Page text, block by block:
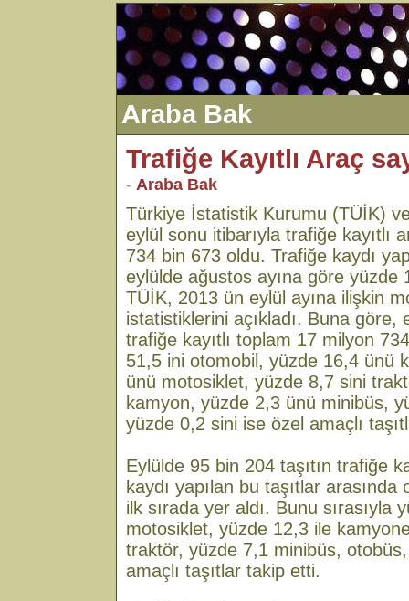
Araba Bak
Trafiğe Kayıtlı Araç
- Araba Bak
Türkiye İstatistik Kurumu (TÜİK)
eylül sonu itibarıyla trafiğe kayıtlı
734 bin 673 oldu. Trafiğe kaydı
eylülde ağustos ayına göre yüzde
TÜİK, 2013 ün eylül ayına ilişkin
istatistiklerini açıkladı. Buna göre,
trafiğe kayıtlı toplam 17 milyon
51,5 ini otomobil, yüzde 16,4 ünü
ünü motosiklet, yüzde 8,7 sini
kamyon, yüzde 2,3 ünü minibüs,
yüzde 0,2 sini ise özel amaçlı
Eylülde 95 bin 204 taşıtın trafiğe
kaydı yapılan bu taşıtlar
ilk sırada yer aldı. Bunu sırasıyla
motosiklet, yüzde 12,3 ile
traktör, yüzde 7,1 minibüs,
amaçlı taşıtlar takip etti.